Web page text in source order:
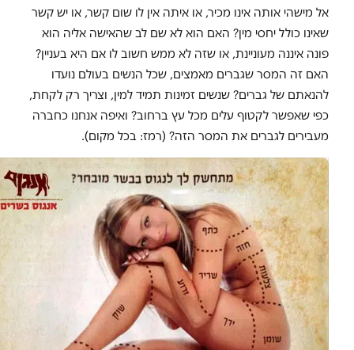
אל מישהי אותה אינו מכיר, או איתה אין לו שום קשר, או יש קשר
שאינו כולל יחסי מין? האם הוא לא שם לב שהאישה אליה הוא
פונה איננה מעוניינת, או שזה לא ממש חשוב לו אם היא בעניין?
האם זה המסר שגברים מאמצים, שכל הנשים בעולם נועדו
להנאתם של גברים? שנשים זמינות תמיד למין, וצריך רק לקחת,
כפי שאפשר לקטוף עלים מכל עץ ברחוב? ואיפה אנחנו כחברה
מעבירים לגברים את המסר הזה? (רמז: בכל מקום).